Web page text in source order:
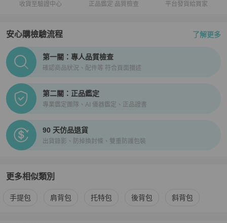
收貨至驗證中心 正品鑑定 品質檢查 平台發貨給買家
安心購檢驗流程 了解更多
PopChill拍拍圈正品驗證、安心購檢驗流程介紹
第一關：專人品質檢查
確認商品狀況、配件等 符合頁面描述
第二關：正品鑑定
專業鑑定團隊、AI 儀器鑑定、正品證書
90 天仿品退貨
出貨錄影、防掉換封條、雙重防護包裝
更多相似類別
更多Dior 相似商品推薦
手提包 肩背包 托特包 後背包 斜背包